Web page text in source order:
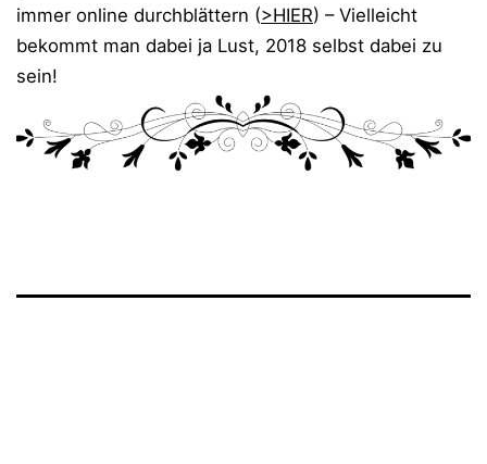
immer online durch­blät­tern (>HIER) – Viel­leicht
bekommt man dabei ja Lust, 2018 selbst dabei zu
sein!